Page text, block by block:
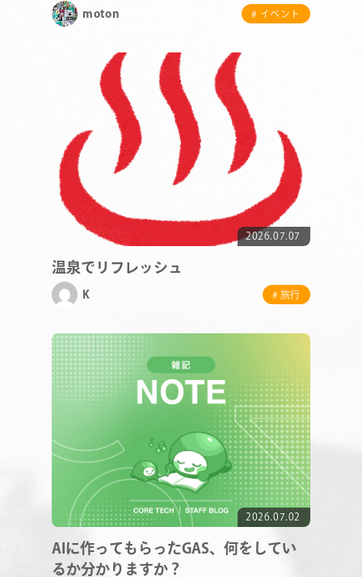
SERVICE
NEWS
CONTACT
RECRUIT
moton # イベント
2026.07.07
温泉でリフレッシュ
K # 旅行
2026.07.02
AIに作ってもらったGAS、何をしてい
るか分かりますか？